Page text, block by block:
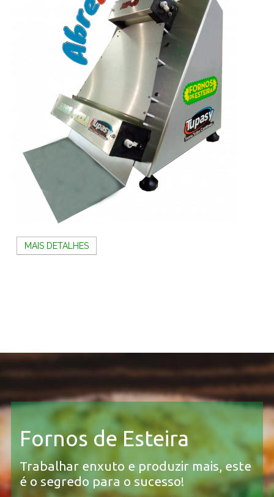
MAIS DETALHES
Fornos de Esteira
Trabalhar enxuto e produzir mais, este
é o segredo para o sucesso!